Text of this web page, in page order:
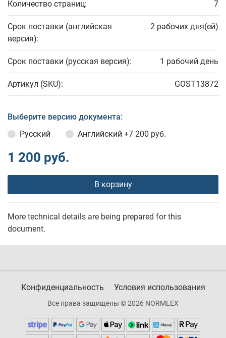
Количество страниц: 7
Срок поставки (английская
версия):
2 рабочих дня(ей)
Срок поставки (русская версия): 1 рабочий день
Артикул (SKU): GOST13872
Выберите версию документа:
Русский
Английский +7 200 руб.
1 200 руб.
В корзину
More technical details are being prepared for this
document.
Конфиденциальность Условия использования
Все права защищены © 2026 NORMLEX